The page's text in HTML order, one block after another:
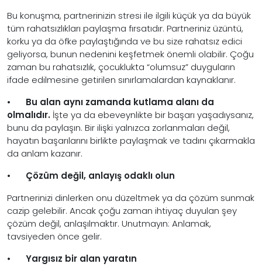
Bu konuşma, partnerinizin stresi ile ilgili küçük ya da büyük
tüm rahatsızlıkları paylaşma fırsatıdır. Partneriniz üzüntü,
korku ya da öfke paylaştığında ve bu size rahatsız edici
geliyorsa, bunun nedenini keşfetmek önemli olabilir. Çoğu
zaman bu rahatsızlık, çocuklukta “olumsuz” duyguların
ifade edilmesine getirilen sınırlamalardan kaynaklanır.
•
Bu alan aynı zamanda kutlama alanı da
olmalıdır. İşte ya da ebeveynlikte bir başarı yaşadıysanız,
bunu da paylaşın. Bir ilişki yalnızca zorlanmaları değil,
hayatın başarılarını birlikte paylaşmak ve tadını çıkarmakla
da anlam kazanır.
•
Çözüm değil, anlayış odaklı olun
Partnerinizi dinlerken onu düzeltmek ya da çözüm sunmak
cazip gelebilir. Ancak çoğu zaman ihtiyaç duyulan şey
çözüm değil, anlaşılmaktır. Unutmayın: Anlamak,
tavsiyeden önce gelir.
•
Yargısız bir alan yaratın